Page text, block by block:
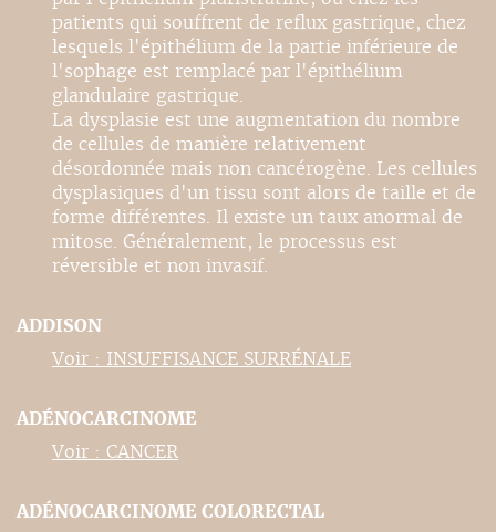
patients qui souffrent de reflux gastrique, chez
lesquels l'épithélium de la partie inférieure de
l'sophage est remplacé par l'épithélium
glandulaire gastrique.
La dysplasie est une augmentation du nombre
de cellules de manière relativement
désordonnée mais non cancérogène. Les cellules
dysplasiques d'un tissu sont alors de taille et de
forme différentes. Il existe un taux anormal de
mitose. Généralement, le processus est
réversible et non invasif.
ADDISON
Voir : INSUFFISANCE SURRÉNALE
ADÉNOCARCINOME
Voir : CANCER
ADÉNOCARCINOME COLORECTAL